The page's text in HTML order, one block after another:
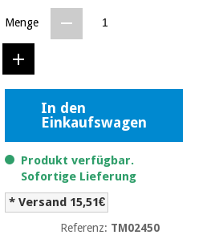
Menge
In den
Einkaufswagen
Produkt verfügbar.
Sofortige Lieferung
* Versand 15,51€
Referenz: TM02450